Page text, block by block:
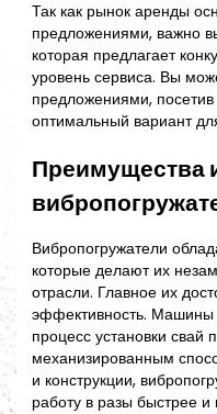
Так как рынок аренды
предложениями, важно
которая предлагает
уровень сервиса. Вы
предложениями,
оптимальный вариант
Преимущества
Вибропогружатели
которые делают их
отрасли. Главное их
эффективность. Машины
процесс установки
механизированным
и конструкции,
работу в разы быстрее и